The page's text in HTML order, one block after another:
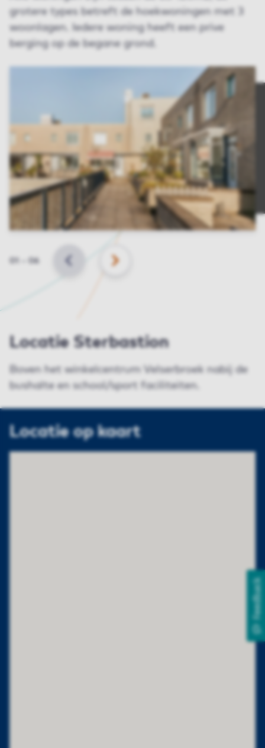
grotere types betreft de hoekwoningen met 3
woonlagen. Iedere woning heeft een prive
berging op de begane grond.
Slide
VORIGE VOLGENDE
Locatie Sterbastion
Boven het winkelcentrum Velserbroek nabij de
bushalte en school/sport faciliteiten.
Locatie op kaart
Feedback